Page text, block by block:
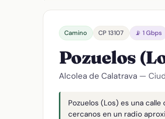
Camino CP 13107 📡 1 Gbps
Pozuelos
Alcolea de Calatrava —
Pozuelos (Los) es una calle
cercanos en un radio